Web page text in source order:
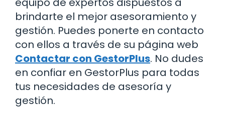
brindarte el mejor asesoramiento y
gestión. Puedes ponerte en contacto
con ellos a través de su página web
Contactar con GestorPlus. No dudes
en confiar en GestorPlus para todas
tus necesidades de asesoría y
gestión.